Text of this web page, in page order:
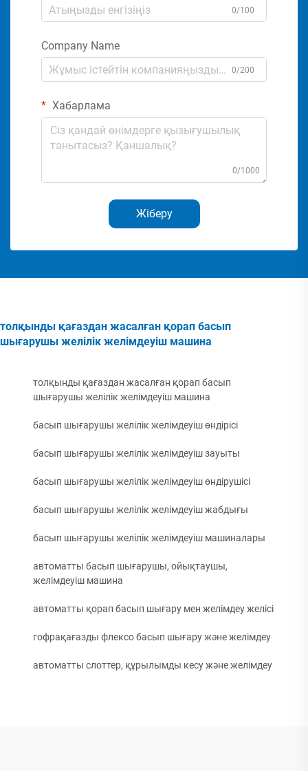
0/100
Company Name
0/200
Хабарлама
0/1000
Жіберу
толқынды қағаздан жасалған қорап басып
шығарушы желілік желімдеуіш машина
толқынды қағаздан жасалған қорап басып
шығарушы желілік желімдеуіш машина
басып шығарушы желілік желімдеуіш өндірісі
басып шығарушы желілік желімдеуіш зауыты
басып шығарушы желілік желімдеуіш өндірушісі
басып шығарушы желілік желімдеуіш жабдығы
басып шығарушы желілік желімдеуіш машиналары
автоматты басып шығарушы, ойықтаушы,
желімдеуіш машина
автоматты қорап басып шығару мен желімдеу желісі
гофрақағазды флексо басып шығару және желімдеу
автоматты слоттер, құрылымды кесу және желімдеу